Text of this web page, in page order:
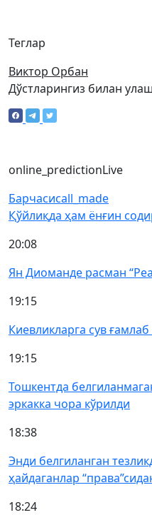
Теглар
Виктор Орбан
Дўстларингиз билан
online_predictionLive
Барчасиcall_made
Қўйлиқда ҳам ёнғин
20:08
Ян Диоманде расман
19:15
Киевликларга сув
19:15
Тошкентда
эркакка чора кўрилди
18:38
Энди белгиланган
ҳайдаганлар
18:24